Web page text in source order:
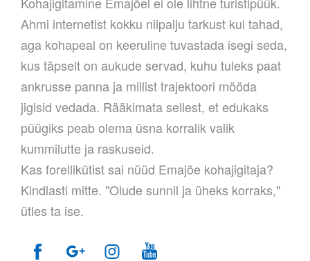
Ahmi internetist kokku niipalju tarkust kui tahad,
aga kohapeal on keeruline tuvastada isegi seda,
kus täpselt on aukude servad, kuhu tuleks paat
ankrusse panna ja millist trajektoori mööda
jigisid vedada. Rääkimata sellest, et edukaks
püügiks peab olema üsna korralik valik
kummilutte ja raskuseid.
Kas forellikütist sai nüüd Emajõe kohajigitaja?
Kindlasti mitte. "Olude sunnil ja üheks korraks,"
ütles ta ise.